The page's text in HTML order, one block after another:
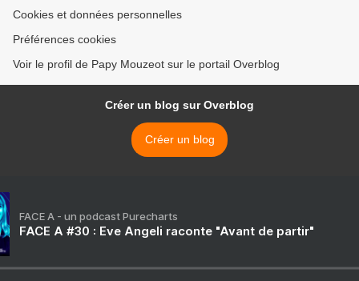
Cookies et données personnelles
Préférences cookies
Voir le profil de Papy Mouzeot sur le portail Overblog
Créer un blog sur Overblog
Créer un blog
FACE A - un podcast Purecharts
FACE A #30 : Eve Angeli raconte "Avant de partir"